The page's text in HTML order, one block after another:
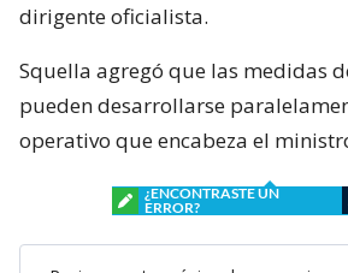
dirigente oficialista.
Squella agregó que las medidas
pueden desarrollarse
operativo que encabeza el
¿ENCONTRASTE UN
ERROR?